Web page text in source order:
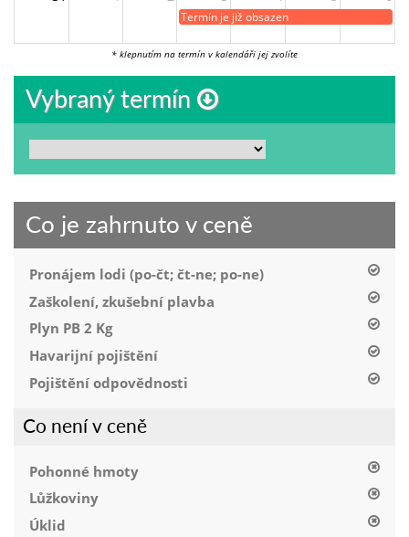
Termín je již obsazen
* klepnutím na termín v kalendáři jej zvolíte
Vybraný termín
Co je zahrnuto v ceně
Pronájem lodi (po-čt; čt-ne; po-ne)
Zaškolení, zkušební plavba
Plyn PB 2 Kg
Havarijní pojištění
Pojištění odpovědnosti
Co není v ceně
Pohonné hmoty
Lůžkoviny
Úklid